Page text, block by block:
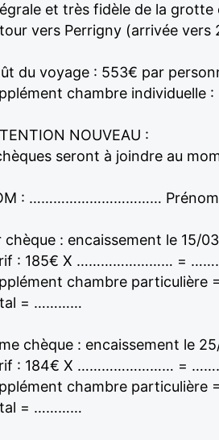
et très fidèle de la grotte
vers Perrigny (arrivée vers
du voyage : 553€ par
chambre individuelle :
NOUVEAU :
seront à joindre au
: ……………………………
chèque : encaissement le 15/
: 185€ X …………………… =
chambre particulière
= …………
chèque : encaissement le
: 184€ X …………………… =
chambre particulière
= …………